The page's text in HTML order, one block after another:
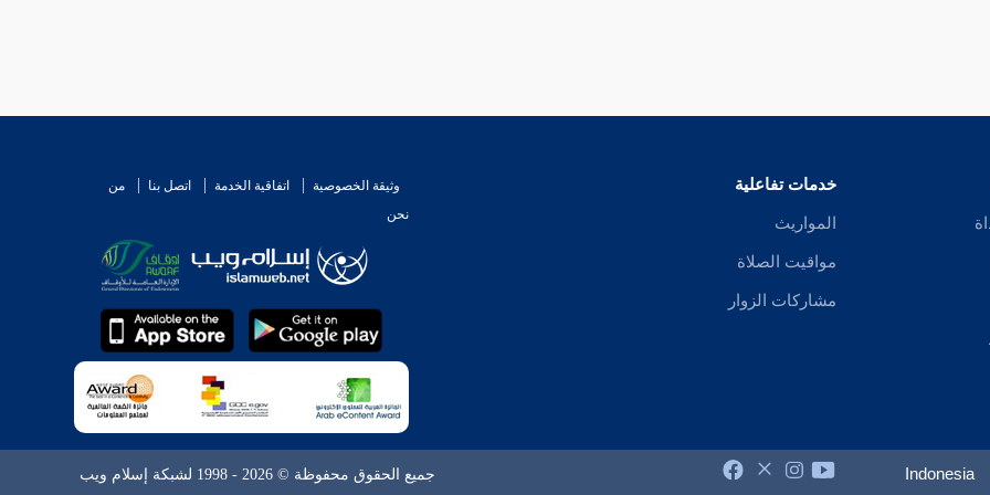
خدمات تفاعلية
المواريث
مواقيت الصلاة
مشاركات الزوار
وثيقة الخصوصية اتفاقية الخدمة اتصل بنا
من
نحن
Indonesia جميع الحقوق محفوظة © 2026 - 1998 لشبكة إسلام ويب